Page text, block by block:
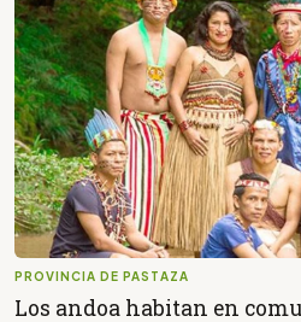
PROVINCIA DE PASTAZA
Los andoa habitan en